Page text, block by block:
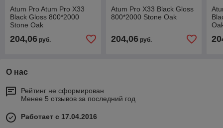
Atum Pro Atum Pro Х33
Black Gloss 800*2000
Stone Oak
204,06 руб.
Atum Pro Х33 Black Gloss
800*2000 Stone Oak
204,06руб.
О нас
Рейтинг не сформирован
Менее 5 отзывов за последний год
Работает с 17.04.2016